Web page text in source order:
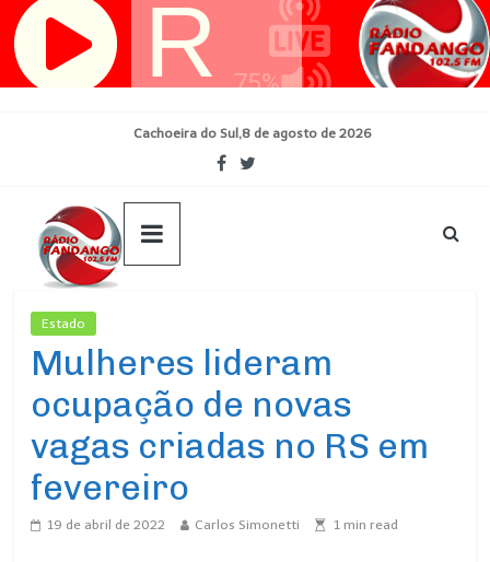
Pular
para
Cachoeira do Sul,8 de agosto de 2026
Estado
Mulheres lideram
ocupação de novas
vagas criadas no RS em
fevereiro
19 de abril de 2022 Carlos Simonetti 1 min read